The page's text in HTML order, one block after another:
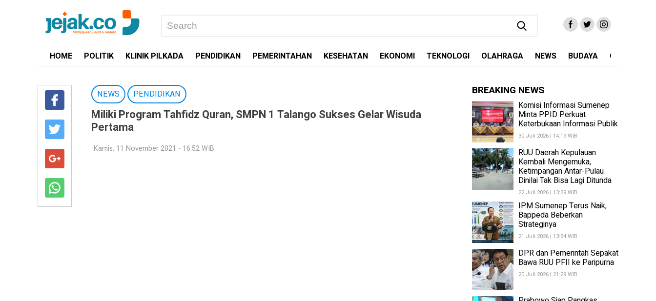
HOME POLITIK KLINIK PILKADA PENDIDIKAN PEMERINTAHAN KESEHATAN EKONOMI TEKNOLOGI OLAHRAGA NEWS BUDAYA OPINI
NEWS PENDIDIKAN
Miliki Program Tahfidz Quran, SMPN 1 Talango Sukses Gelar Wisuda
Pertama
Kamis, 11 November 2021 - 16:52 WIB
BREAKING NEWS
Komisi Informasi Sumenep
Minta PPID Perkuat
Keterbukaan Informasi Publik
30 Juli 2026 | 14:19 WIB
RUU Daerah Kepulauan
Kembali Mengemuka,
Ketimpangan Antar-Pulau
Dinilai Tak Bisa Lagi Ditunda
22 Juli 2026 | 13:39 WIB
IPM Sumenep Terus Naik,
Bappeda Beberkan
Strateginya
21 Juli 2026 | 13:54 WIB
DPR dan Pemerintah Sepakat
Bawa RUU PFII ke Paripurna
20 Juli 2026 | 21:29 WIB